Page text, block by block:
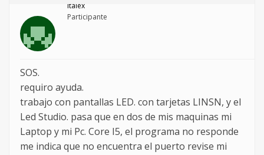
italex
Participante
SOS.
requiro ayuda.
trabajo con pantallas LED. con tarjetas LINSN, y el
Led Studio. pasa que en dos de mis maquinas mi
Laptop y mi Pc. Core I5, el programa no responde
me indica que no encuentra el puerto revise mi